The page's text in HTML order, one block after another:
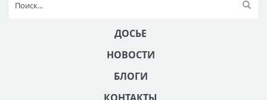
ДОСЬЕ
НОВОСТИ
БЛОГИ